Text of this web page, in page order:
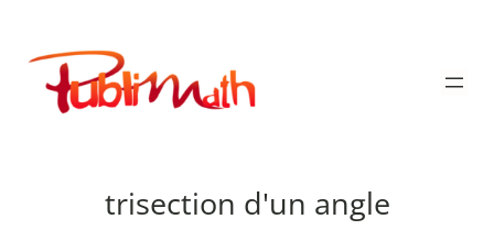
contenu
Publimath
trisection d'un angle